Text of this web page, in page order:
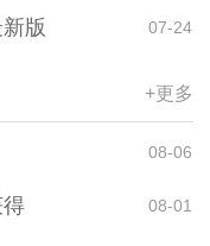
版 07-24
+更多
08-06
08-01